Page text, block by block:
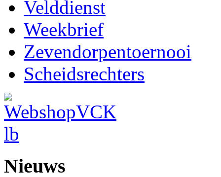
Velddienst
Weekbrief
Zevendorpentoernooi
Scheidsrechters
Nieuws